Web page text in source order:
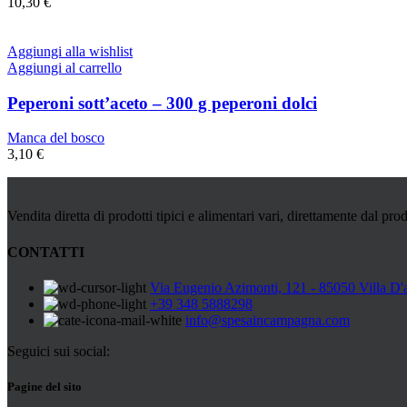
Aggiungi alla wishlist
Aggiungi al carrello
Peperoni sott’aceto – 300 g peperoni dolci
Manca del bosco
3,10 €
Vendita diretta di prodotti tipici e alimentari vari, direttamente dal
CONTATTI
Via Eugenio Azimonti, 121 - 85050 Villa
+39 348 5888298
info@spesaincampagna.com
Seguici sui social:
Pagine del sito